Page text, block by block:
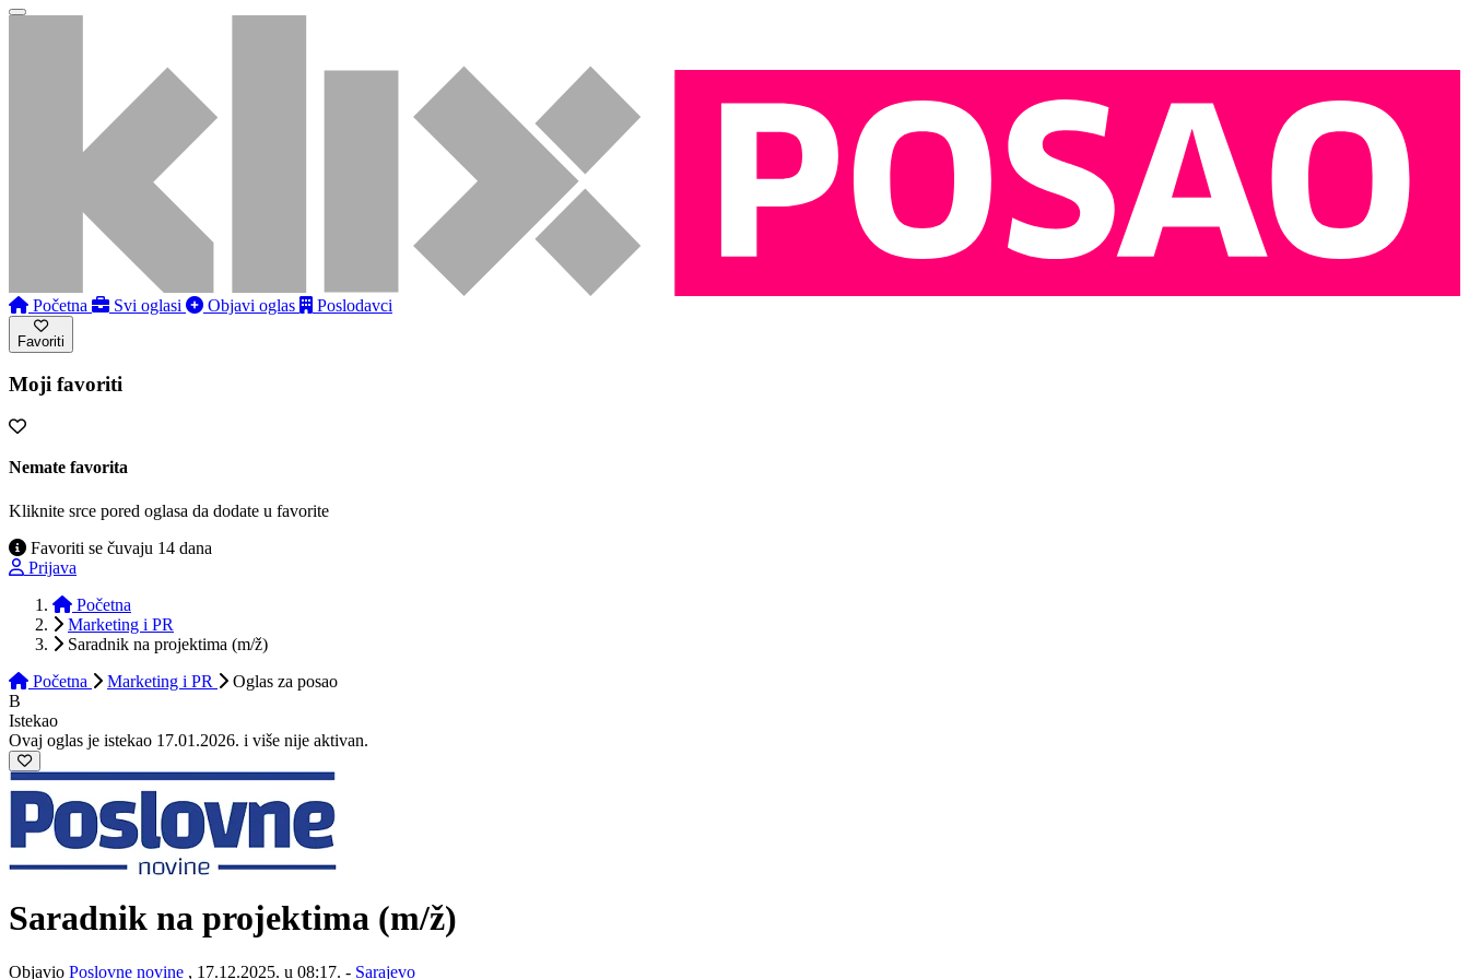
Početna Svi oglasi Objavi oglas Poslodavci
Favoriti
Moji favoriti
Nemate favorita
Kliknite srce pored oglasa da dodate u favorite
Favoriti se čuvaju 14 dana
Prijava
Početna
Marketing i PR
Saradnik na projektima (m/ž)
Početna
Marketing i PR Oglas za posao
B
Istekao
Ovaj oglas je istekao 17.01.2026. i više nije aktivan.
Saradnik na projektima (m/ž)
Objavio Poslovne novine , 17.12.2025. u 08:17. - Sarajevo